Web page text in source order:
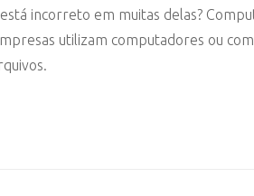
incorreto em muitas delas?
utilizam computadores ou